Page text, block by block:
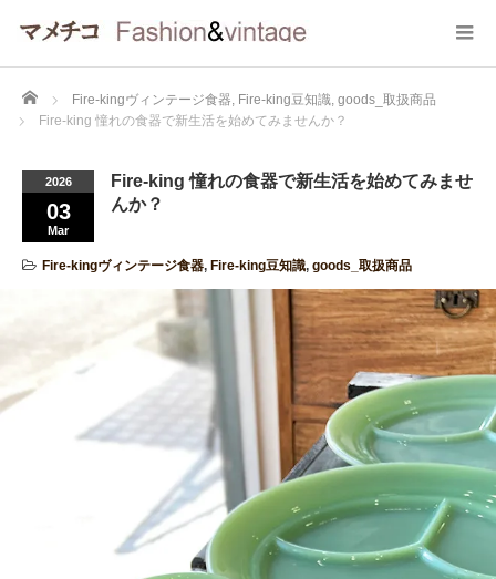
Home Fire-kingヴィンテージ食器, Fire-king豆知識, goods_取扱商品
Fire-king 憧れの食器で新生活を始めてみませんか？
2026
03
Mar
Fire-king 憧れの食器で新生活を始めてみませ
んか？
Fire-kingヴィンテージ食器, Fire-king豆知識, goods_取扱商品